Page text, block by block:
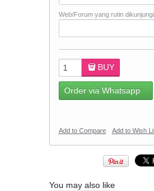
Web/Forum yang rutin dikunjungi
BUY
Order via Whatsapp
Add to Compare Add to Wish
You may also like